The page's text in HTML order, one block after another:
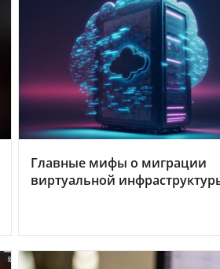
Главные мифы о миграции
виртуальной